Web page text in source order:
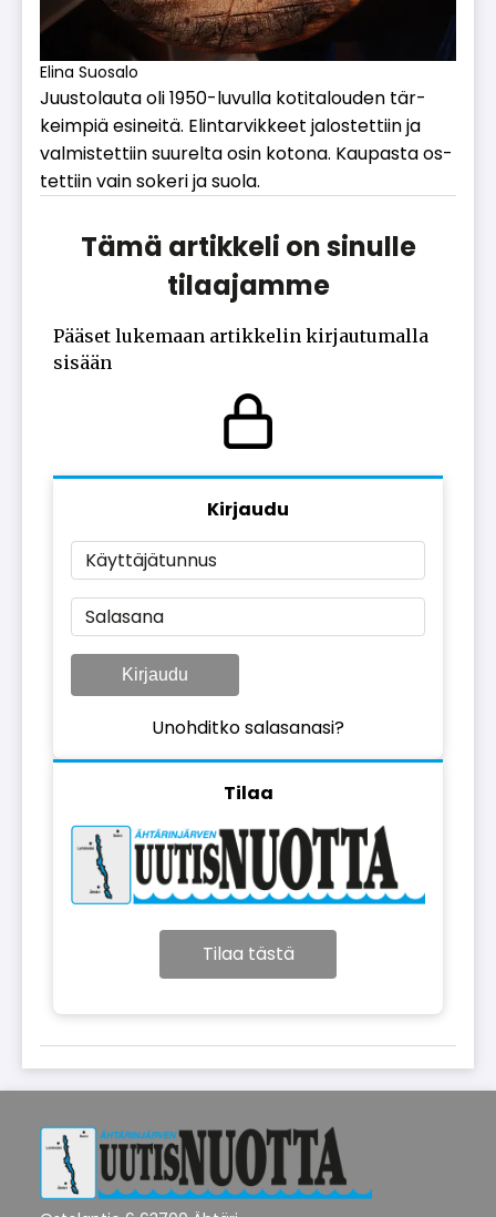
Elina Suosalo
Juus­to­lau­ta oli 1950-lu­vul­la ko­ti­ta­lou­den tär­
keim­piä esi­nei­tä. Elin­tar­vik­keet ja­los­tet­tiin ja
val­mis­tet­tiin suu­rel­ta osin ko­to­na. Kau­pas­ta os­
tet­tiin vain so­ke­ri ja suo­la.
Tämä artikkeli on sinulle
tilaajamme
Pääset lukemaan artikkelin kirjautumalla
sisään
Kirjaudu
Käyttäjätunnus
Salasana
Kirjaudu
Unohditko salasanasi?
Tilaa
Tilaa tästä